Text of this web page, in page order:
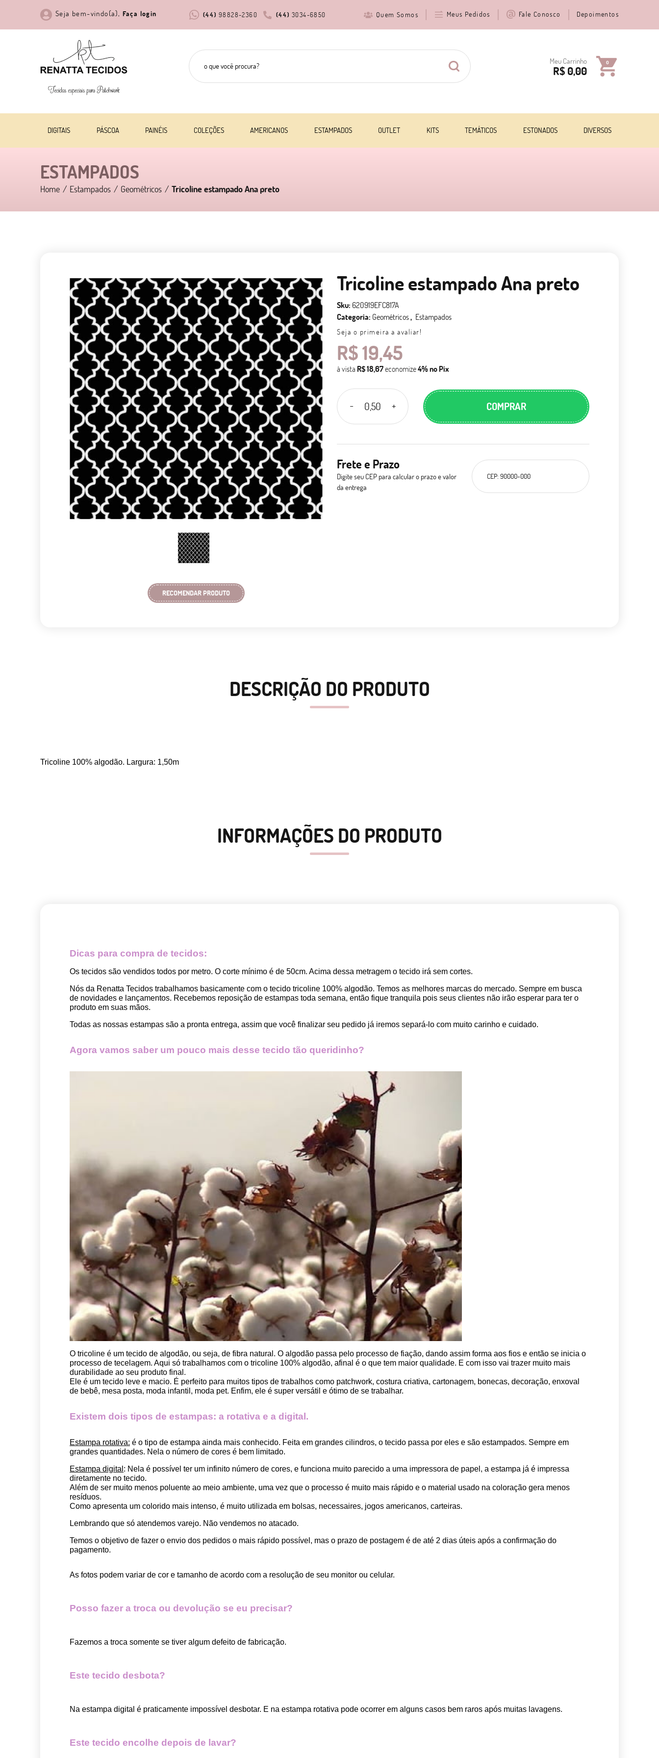
Seja bem-vindo(a), Faça login (44) 3034-6850
(44) 98828-2360 Quem Somos Meus Pedidos Fale Conosco Depoimentos
Meu Carrinho 0
R$ 0,00
DIGITAIS PÁSCOA PAINÉIS COLEÇÕES AMERICANOS ESTAMPADOS OUTLET KITS TEMÁTICOS ESTONADOS DIVERSOS
ESTAMPADOS
Home Estampados Geométricos Tricoline estampado Ana preto
RECOMENDAR PRODUTO
Tricoline estampado Ana preto
Sku: 620919EFC817A
Categoria: Geométricos Estampados
Seja o primeira a avaliar!
R$ 19,45
à vista R$ 18,67economize4%no Pix
COMPRAR
Frete e Prazo
Digite seu CEP para calcular o prazo e valor
da entrega
DESCRIÇÃO DO PRODUTO
Tricoline 100% algodão. Largura: 1,50m
INFORMAÇÕES DO PRODUTO
Dicas para compra de tecidos:
Os tecidos são vendidos todos por metro. O corte mínimo é de 50cm. Acima dessa metragem o tecido irá sem cortes.
Nós da Renatta Tecidos trabalhamos basicamente com o tecido tricoline 100% algodão. Temos as melhores marcas do mercado. Sempre em busca
de novidades e lançamentos. Recebemos reposição de estampas toda semana, então fique tranquila pois seus clientes não irão esperar para ter o
produto em suas mãos.
Todas as nossas estampas são a pronta entrega, assim que você finalizar seu pedido já iremos separá-lo com muito carinho e cuidado.
Agora vamos saber um pouco mais desse tecido tão queridinho?
O tricoline é um tecido de algodão, ou seja, de fibra natural. O algodão passa pelo processo de fiação, dando assim forma aos fios e então se inicia o
processo de tecelagem. Aqui só trabalhamos com o tricoline 100% algodão, afinal é o que tem maior qualidade. E com isso vai trazer muito mais
durabilidade ao seu produto final.
Ele é um tecido leve e macio. É perfeito para muitos tipos de trabalhos como patchwork, costura criativa, cartonagem, bonecas, decoração, enxoval
de bebê, mesa posta, moda infantil, moda pet. Enfim, ele é super versátil e ótimo de se trabalhar.
Existem dois tipos de estampas: a rotativa e a digital.
Estampa rotativa: é o tipo de estampa ainda mais conhecido. Feita em grandes cilindros, o tecido passa por eles e são estampados. Sempre em
grandes quantidades. Nela o número de cores é bem limitado.
Estampa digital : Nela é possível ter um infinito número de cores, e funciona muito parecido a uma impressora de papel, a estampa já é impressa
diretamente no tecido.
Além de ser muito menos poluente ao meio ambiente, uma vez que o processo é muito mais rápido e o material usado na coloração gera menos
resíduos.
Como apresenta um colorido mais intenso, é muito utilizada em bolsas, necessaires, jogos americanos, carteiras.
Lembrando que só atendemos varejo. Não vendemos no atacado.
Temos o objetivo de fazer o envio dos pedidos o mais rápido possível, mas o prazo de postagem é de até 2 dias úteis após a confirmação do
pagamento.
As fotos podem variar de cor e tamanho de acordo com a resolução de seu monitor ou celular.
Posso fazer a troca ou devolução se eu precisar?
Fazemos a troca somente se tiver algum defeito de fabricação.
Este tecido desbota?
Na estampa digital é praticamente impossível desbotar. E na estampa rotativa pode ocorrer em alguns casos bem raros após muitas lavagens.
Este tecido encolhe depois de lavar?